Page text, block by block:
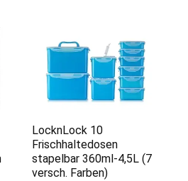
LocknLock 10
Frischhaltedosen
stapelbar 360ml-4,5L (7
versch. Farben)